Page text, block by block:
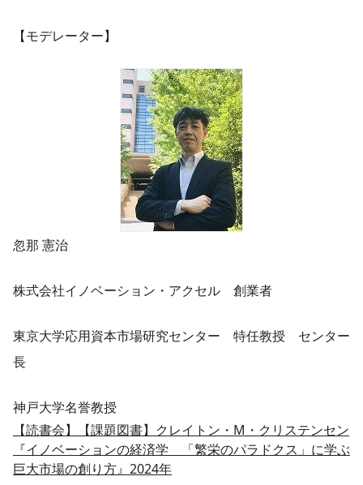
【モデレーター】
忽那 憲治
株式会社イノベーション・アクセル 創業者
東京大学応用資本市場研究センター 特任教授 センター
長
神戸大学名誉教授
【読書会】【課題図書】クレイトン・M・クリステンセン
『イノベーションの経済学 「繁栄のパラドクス」に学ぶ
巨大市場の創り方』2024年